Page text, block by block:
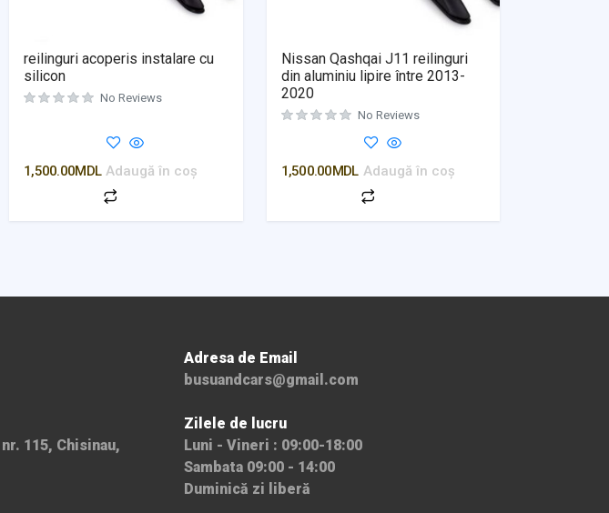
reilinguri acoperis instalare cu
silicon
No Reviews
1,500.00MDL Adaugă în coș
Nissan Qashqai J11 reilinguri
din aluminiu lipire între 2013-
2020
No Reviews
1,500.00MDL Adaugă în coș
115, Chisinau,
Adresa de Email
busuandcars@gmail.com
Zilele de lucru
Luni - Vineri : 09:00-18:00
Sambata 09:00 - 14:00
Duminică zi liberă